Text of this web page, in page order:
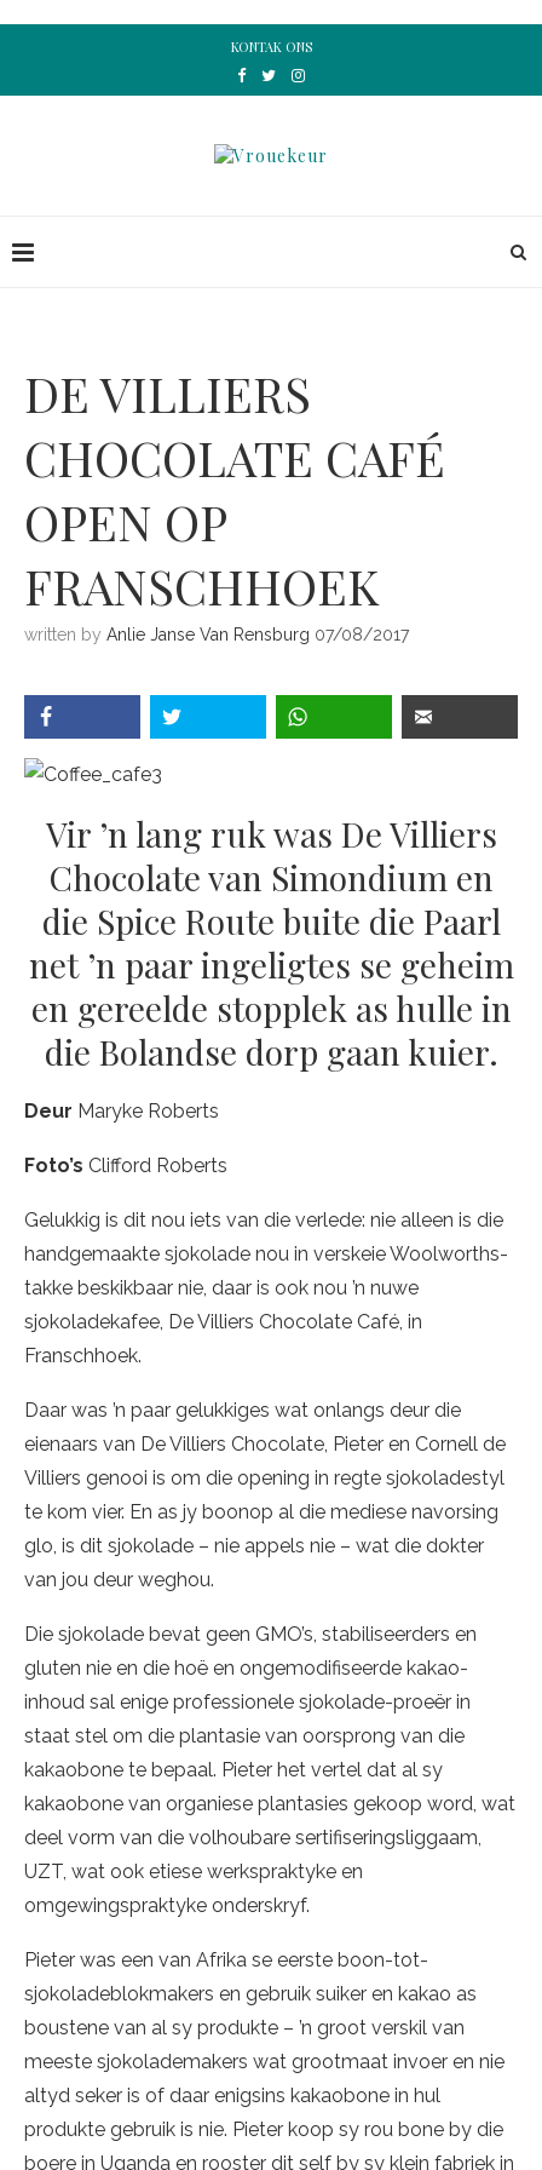
KONTAK ONS
DE VILLIERS
CHOCOLATE CAFÉ
OPEN OP
FRANSCHHOEK
written by Anlie Janse Van Rensburg 07/08/2017
Vir ’n lang ruk was De Villiers
Chocolate van Simondium en
die Spice Route buite die Paarl
net ’n paar ingeligtes se geheim
en gereelde stopplek as hulle in
die Bolandse dorp gaan kuier.
Deur Maryke Roberts
Foto’s Clifford Roberts
Gelukkig is dit nou iets van die verlede: nie alleen is die
handgemaakte sjokolade nou in verskeie Woolworths-
takke beskikbaar nie, daar is ook nou ’n nuwe
sjokoladekafee, De Villiers Chocolate Café, in
Franschhoek.
Daar was ’n paar gelukkiges wat onlangs deur die
eienaars van De Villiers Chocolate, Pieter en Cornell de
Villiers genooi is om die opening in regte sjokoladestyl
te kom vier. En as jy boonop al die mediese navorsing
glo, is dit sjokolade – nie appels nie – wat die dokter
van jou deur weghou.
Die sjokolade bevat geen GMO’s, stabiliseerders en
gluten nie en die hoë en ongemodifiseerde kakao-
inhoud sal enige professionele sjokolade-proeër in
staat stel om die plantasie van oorsprong van die
kakaobone te bepaal. Pieter het vertel dat al sy
kakaobone van organiese plantasies gekoop word, wat
deel vorm van die volhoubare sertifiseringsliggaam,
UZT, wat ook etiese werkspraktyke en
omgewingspraktyke onderskryf.
Pieter was een van Afrika se eerste boon-tot-
sjokoladeblokmakers en gebruik suiker en kakao as
boustene van al sy produkte – ’n groot verskil van
meeste sjokolademakers wat grootmaat invoer en nie
altyd seker is of daar enigsins kakaobone in hul
produkte gebruik is nie. Pieter koop sy rou bone by die
boere in Uganda en rooster dit self by sy klein fabriek in